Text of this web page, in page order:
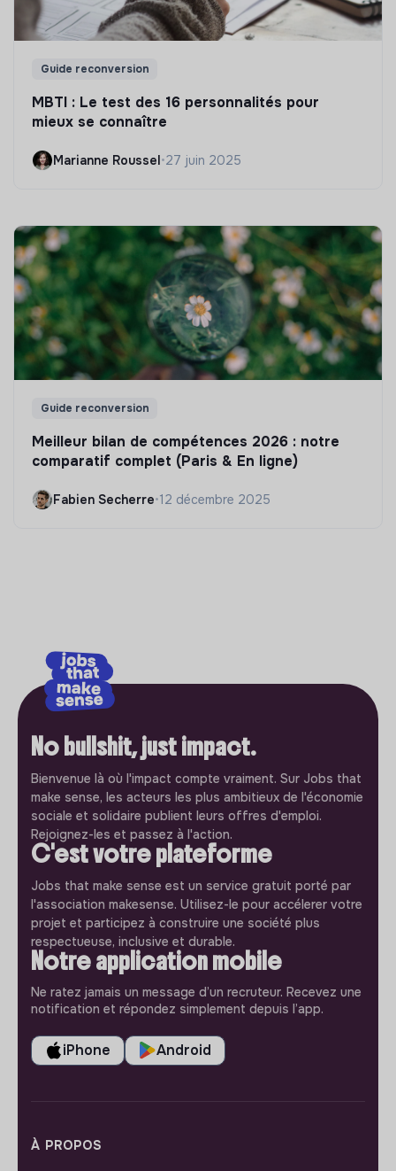
Guide reconversion
MBTI : Le test des 16 personnalités pour
mieux se connaître
Marianne Roussel•27 juin 2025
Guide reconversion
Meilleur bilan de compétences 2026 : notre
comparatif complet (Paris & En ligne)
Fabien Secherre•12 décembre 2025
No bullshit, just impact.
Bienvenue là où l'impact compte vraiment. Sur Jobs that
make sense, les acteurs les plus ambitieux de l'économie
sociale et solidaire publient leurs offres d'emploi.
Rejoignez-les et passez à l'action.
C'est votre plateforme
Jobs that make sense est un service gratuit porté par
l'association makesense. Utilisez-le pour accélerer votre
projet et participez à construire une société plus
respectueuse, inclusive et durable.
Notre application mobile
Ne ratez jamais un message d’un recruteur. Recevez une
notification et répondez simplement depuis l’app.
iPhone Android
À PROPOS